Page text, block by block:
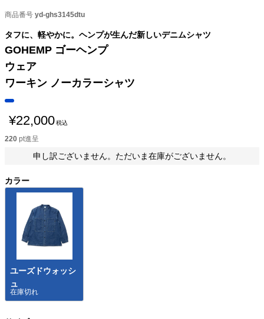
商品番号 yd-ghs3145dtu
タフに、軽やかに。ヘンプが生んだ新しいデニムシャツ
GOHEMP ゴーヘンプ
ウェア
ワーキン ノーカラーシャツ
¥22,000税込
220 pt進呈
申し訳ございません。ただいま在庫がございません。
カラー
ユーズドウォッシ
ュ
在庫切れ